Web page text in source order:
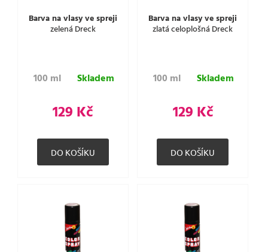
Barva na vlasy ve spreji
zelená Dreck
100 ml Skladem
129 Kč
Barva na vlasy ve spreji
zlatá celoplošná Dreck
100 ml Skladem
129 Kč